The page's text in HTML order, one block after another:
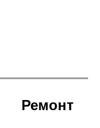
Ремонт